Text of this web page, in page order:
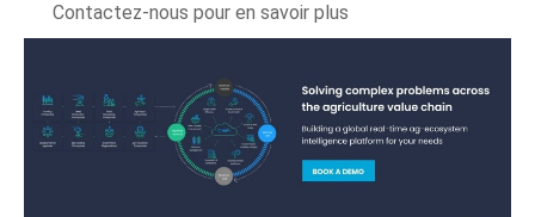
Contactez-nous pour en savoir plus